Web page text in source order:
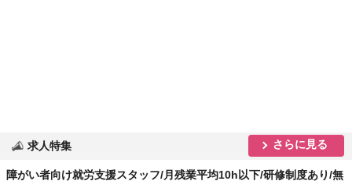
求人特集 さらに見る
障がい者向け就労支援スタッフ/月残業平均10h以下/研修制度あり/無